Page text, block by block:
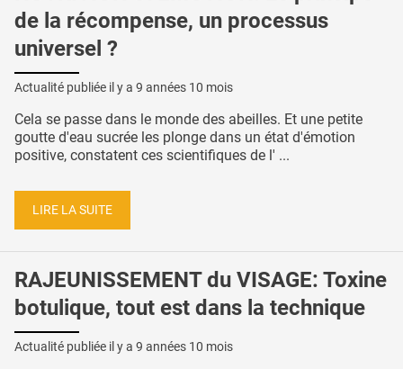
de la récompense, un processus
universel ?
Actualité publiée il y a 9 années 10 mois
Cela se passe dans le monde des abeilles. Et une petite
goutte d'eau sucrée les plonge dans un état d'émotion
positive, constatent ces scientifiques de l' ...
LIRE LA SUITE
RAJEUNISSEMENT du VISAGE: Toxine
botulique, tout est dans la technique
Actualité publiée il y a 9 années 10 mois